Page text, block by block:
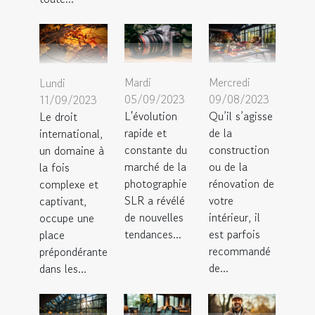
Lundi
11/09/2023
Le droit
international,
un domaine à
la fois
complexe et
captivant,
occupe une
place
prépondérante
dans les...
Mardi
05/09/2023
L'évolution
rapide et
constante du
marché de la
photographie
SLR a révélé
de nouvelles
tendances...
Mercredi
09/08/2023
Qu’il s’agisse
de la
construction
ou de la
rénovation de
votre
intérieur, il
est parfois
recommandé
de...